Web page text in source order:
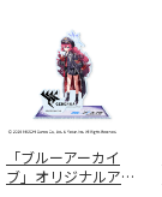
「ブルーアーカイ
ブ」オリジナルアク